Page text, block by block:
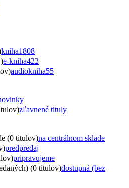
kniha1808
e-kniha422
audiokniha55
zľavnené tituly
(0 titulov)na centrálnom sklade
predpredaj
pripravujeme
(0 titulov)dostupná (bez